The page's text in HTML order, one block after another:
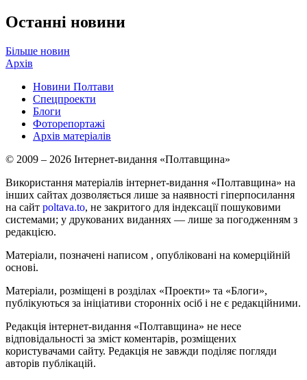
Останні новини
Більше новин
Архів
Новини Полтави
Спецпроекти
Блоги
Фоторепортажі
Архів матеріалів
© 2009 – 2026 Інтернет-видання «Полтавщина»
Використання матеріалів інтернет-видання «Полтавщина» на
інших сайтах дозволяється лише за наявності гіперпосилання
на сайт poltava.to, не закритого для індексації пошуковими
системами; у друкованих виданнях — лише за погодженням з
редакцією.
Матеріали, позначені написом , опубліковані на комерційній
основі.
Матеріали, розміщені в розділах «Проекти» та «Блоги»,
публікуються за ініціативи сторонніх осіб і не є редакційними.
Редакція інтернет-видання «Полтавщина» не несе
відповідальності за зміст коментарів, розміщених
користувачами сайту. Редакція не завжди поділяє погляди
авторів публікацій.